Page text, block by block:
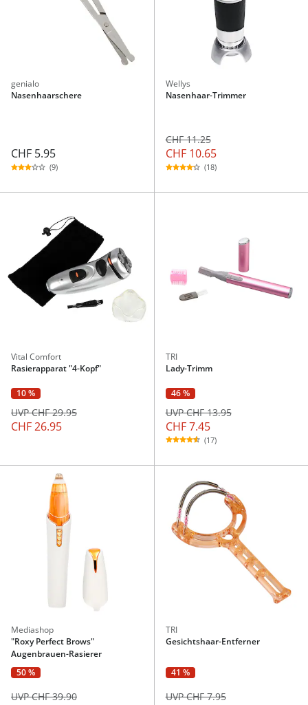
genialo
Nasenhaarschere
CHF 5.95
(9)
Wellys
Nasenhaar-Trimmer
CHF 11.25
CHF 10.65
(18)
Vital Comfort
Rasierapparat "4-Kopf"
10 %
CHF 26.95
UVP CHF 29.95
TRI
Lady-Trimm
46 %
CHF 7.45
UVP CHF 13.95
(17)
Mediashop
"Roxy Perfect Brows"
Augenbrauen-Rasierer
50 %
UVP CHF 39.90
TRI
Gesichtshaar-Entferner
41 %
UVP CHF 7.95